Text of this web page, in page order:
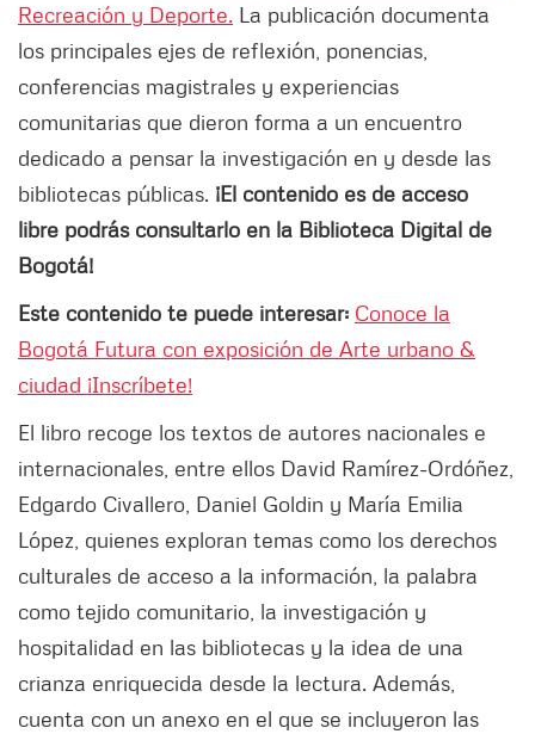
Recreación y Deporte. La publicación documenta
los principales ejes de reflexión, ponencias,
conferencias magistrales y experiencias
comunitarias que dieron forma a un encuentro
dedicado a pensar la investigación en y desde las
bibliotecas públicas. ¡El contenido es de acceso
libre podrás consultarlo en la Biblioteca Digital de
Bogotá!
Este contenido te puede interesar: Conoce la
Bogotá Futura con exposición de Arte urbano &
ciudad ¡Inscríbete!
El libro recoge los textos de autores nacionales e
internacionales, entre ellos David Ramírez-Ordóñez,
Edgardo Civallero, Daniel Goldin y María Emilia
López, quienes exploran temas como los derechos
culturales de acceso a la información, la palabra
como tejido comunitario, la investigación y
hospitalidad en las bibliotecas y la idea de una
crianza enriquecida desde la lectura. Además,
cuenta con un anexo en el que se incluyeron las